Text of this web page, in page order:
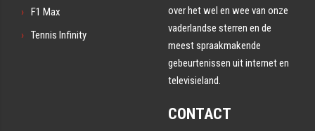
F1 Max
Tennis Infinity
over het wel en wee van onze
vaderlandse sterren en de
meest spraakmakende
gebeurtenissen uit internet en
televisieland.
CONTACT